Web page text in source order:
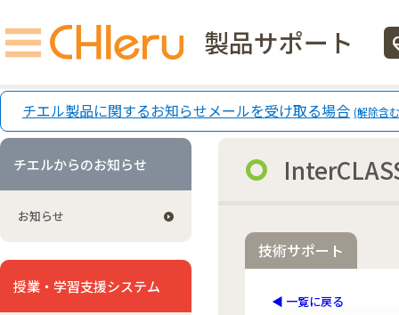
製品サポート
チエル製品に関するお知らせメールを受け取る場合 (解除含
チエルからのお知らせ
お知らせ
授業・学習支援システム
技術サポート
◀ 一覧に戻る